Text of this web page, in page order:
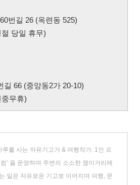
번길 26 (옥련동 525)
당일 휴무)
길 66 (중앙동2가 20-10)
무휴)
루를 사는 자유기고가 & 여행작가. 1인 프
’ 을 운영하며 주변의 소소한 잼이거리에
일은 자유로운 기고로 이어지며 여행, 문